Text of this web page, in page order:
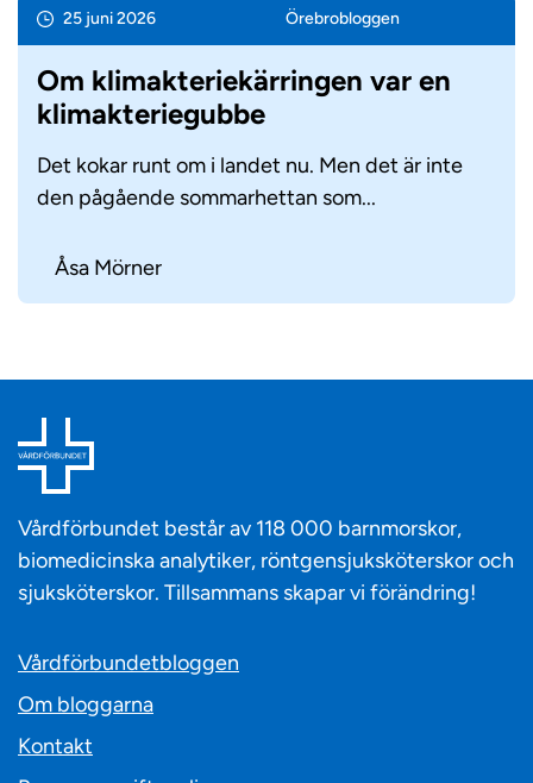
25 juni 2026 Örebro­bloggen
Om klimakteriekärringen var en
klimakteriegubbe
Det kokar runt om i landet nu. Men det är inte
den pågående sommarhettan som...
Åsa Mörner
Vårdförbundet består av 118 000 barnmorskor,
biomedicinska analytiker, röntgensjuksköterskor och
sjuksköterskor. Tillsammans skapar vi förändring!
Vårdförbundetbloggen
Om bloggarna
Kontakt